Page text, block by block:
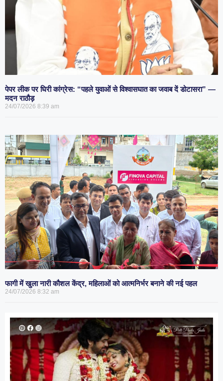
पेपर लीक पर घिरी कांग्रेस: “पहले युवाओं से विश्वासघात का जवाब दें डोटासरा” —
मदन राठौड़
24/07/2026 8:39 am
फागी में खुला नारी कौशल केंद्र, महिलाओं को आत्मनिर्भर बनाने की नई पहल
24/07/2026 8:32 am